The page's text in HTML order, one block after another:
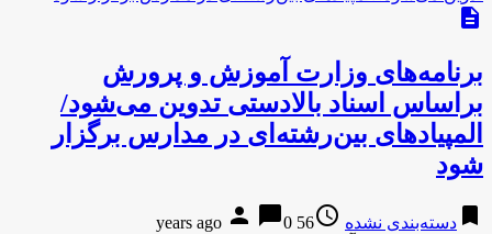
description
برنامه‌های وزارت آموزش و پرورش
براساس اسناد بالادستی تدوین می‌شود/
المپیادهای بین‌رشته‌ای در مدارس برگزار
شود
bookmark دسته‌بندی نشده access_time
56 years ago
person chat_bubble0